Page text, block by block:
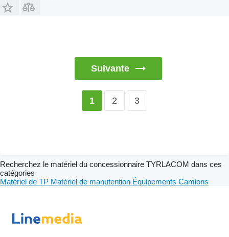
Suivante
1 2 3
Recherchez le matériel du concessionnaire TYRLACOM dans ces
catégories
Matériel de TP Matériel de manutention Équipements Camions